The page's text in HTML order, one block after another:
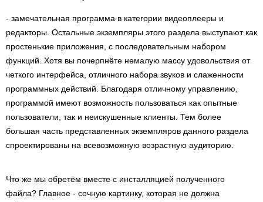
- замечательная программа в категории видеоплееры и
редакторы. Остальные экземпляры этого раздела выступают как
простенькие приложения, с последовательным набором
функций. Хотя вы почерпнёте немалую массу удовольствия от
четкого интерфейса, отличного набора звуков и слаженности
программных действий. Благодаря отличному управлению,
программой имеют возможность пользоваться как опытные
пользователи, так и неискушенные клиенты. Тем более
большая часть представленных экземпляров данного раздела
спроектированы на всевозможную возрастную аудиторию.
Что же мы обретём вместе с инсталляцией полученного
файла? Главное - сочную картинку, которая не должна